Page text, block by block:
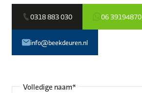
0318 883 030 06 39194870
info@beekdeuren.nl
Volledige naam*